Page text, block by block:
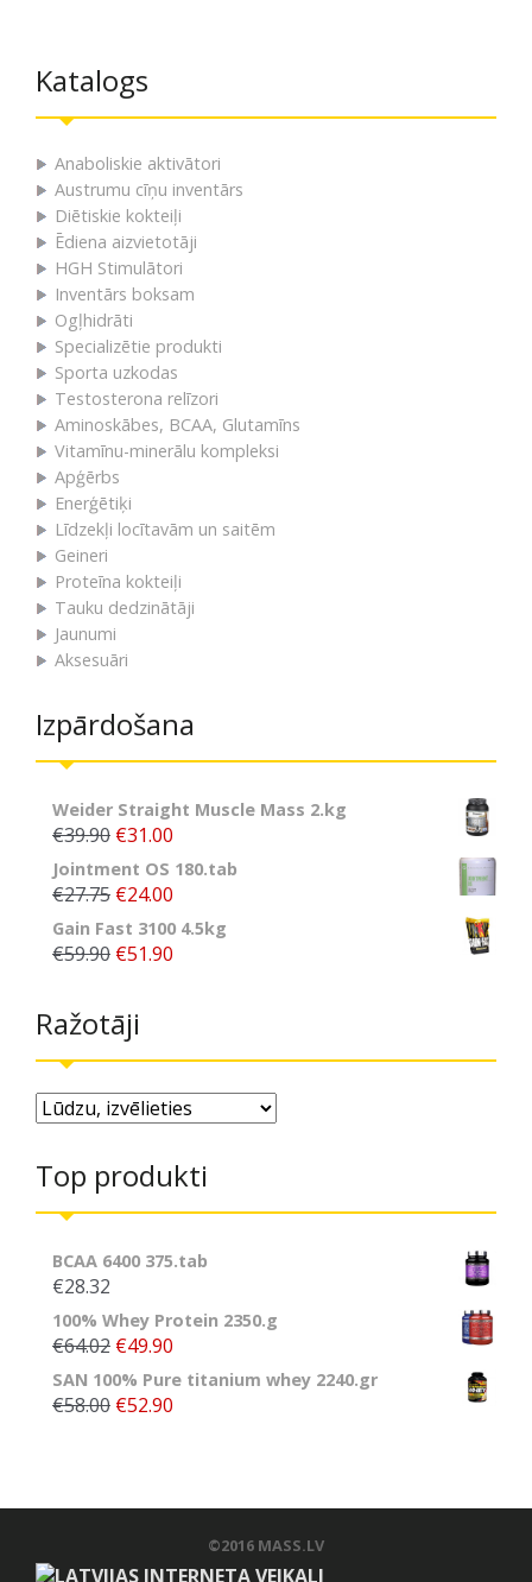
Katalogs
Anaboliskie aktivātori
Austrumu cīņu inventārs
Diētiskie kokteiļi
Ēdiena aizvietotāji
HGH Stimulātori
Inventārs boksam
Ogļhidrāti
Specializētie produkti
Sporta uzkodas
Testosterona relīzori
Aminoskābes, BCAA, Glutamīns
Vitamīnu-minerālu kompleksi
Apģērbs
Enerģētiķi
Līdzekļi locītavām un saitēm
Geineri
Proteīna kokteiļi
Tauku dedzinātāji
Jaunumi
Aksesuāri
Izpārdošana
Weider Straight Muscle Mass 2.kg
€39.90 €31.00
Jointment OS 180.tab
€27.75 €24.00
Gain Fast 3100 4.5kg
€59.90 €51.90
Ražotāji
Top produkti
BCAA 6400 375.tab
€28.32
100% Whey Protein 2350.g
€64.02 €49.90
SAN 100% Pure titanium whey 2240.gr
€58.00 €52.90
©2016 MASS.LV